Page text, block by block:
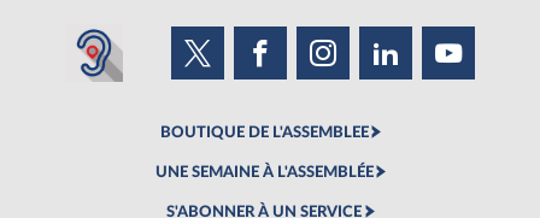
BOUTIQUE DE L'ASSEMBLEE
UNE SEMAINE À L'ASSEMBLÉE
S'ABONNER À UN SERVICE